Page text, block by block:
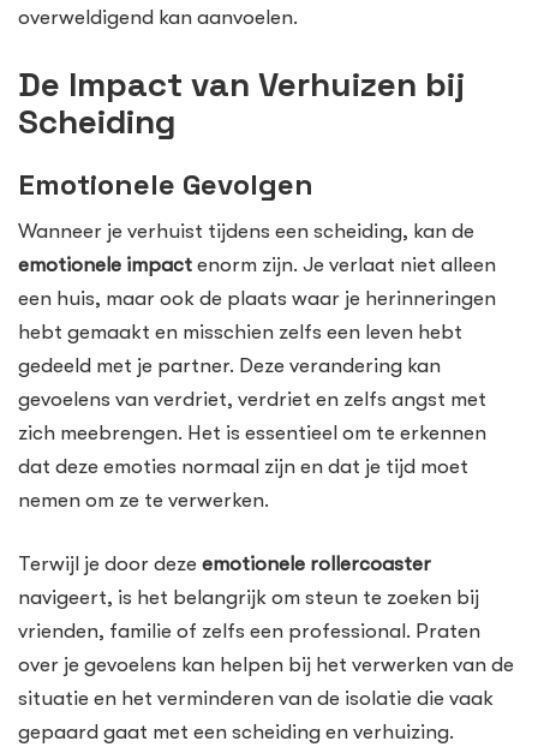
overweldigend kan aanvoelen.
De Impact van Verhuizen bij
Scheiding
Emotionele Gevolgen
Wanneer je verhuist tijdens een scheiding, kan de
emotionele impact enorm zijn. Je verlaat niet alleen
een huis, maar ook de plaats waar je herinneringen
hebt gemaakt en misschien zelfs een leven hebt
gedeeld met je partner. Deze verandering kan
gevoelens van verdriet, verdriet en zelfs angst met
zich meebrengen. Het is essentieel om te erkennen
dat deze emoties normaal zijn en dat je tijd moet
nemen om ze te verwerken.
Terwijl je door deze emotionele rollercoaster
navigeert, is het belangrijk om steun te zoeken bij
vrienden, familie of zelfs een professional. Praten
over je gevoelens kan helpen bij het verwerken van de
situatie en het verminderen van de isolatie die vaak
gepaard gaat met een scheiding en verhuizing.